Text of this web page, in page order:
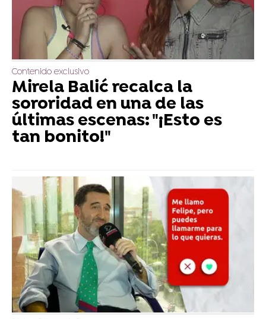
Contenido exclusivo
Mirela Balić recalca la
sororidad en una de las
últimas escenas: "¡Esto es
tan bonito!"